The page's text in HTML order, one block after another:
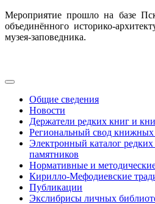
Мероприятие прошло на базе
объединённого историко-
музея-заповедника.
Общие сведения
Новости
Держатели редких книг и
Региональный свод книжных
Электронный каталог
памятников
Нормативные и
Кирилло-Мефодиевские
Публикации
Экслибрисы личных